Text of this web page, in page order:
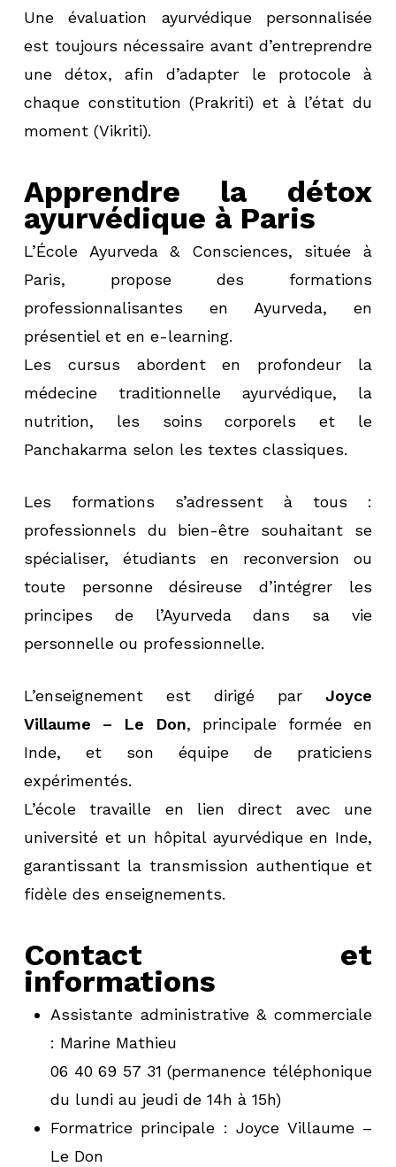
Une évaluation ayurvédique personnalisée
est toujours nécessaire avant d’entreprendre
une détox, afin d’adapter le protocole à
chaque constitution (Prakriti) et à l’état du
moment (Vikriti).
Apprendre la détox
ayurvédique à Paris
L’École Ayurveda & Consciences, située à
Paris, propose des formations
professionnalisantes en Ayurveda, en
présentiel et en e-learning.
Les cursus abordent en profondeur la
médecine traditionnelle ayurvédique, la
nutrition, les soins corporels et le
Panchakarma selon les textes classiques.
Les formations s’adressent à tous :
professionnels du bien-être souhaitant se
spécialiser, étudiants en reconversion ou
toute personne désireuse d’intégrer les
principes de l’Ayurveda dans sa vie
personnelle ou professionnelle.
L’enseignement est dirigé parJoyce
Villaume – Le Don,
principale formée en
Inde, et son équipe de praticiens
expérimentés.
L’école travaille en lien direct avec une
université et un hôpital ayurvédique en Inde,
garantissant la transmission authentique et
fidèle des enseignements.
Contact et
informations
Assistante administrative & commerciale
: Marine Mathieu
06 40 69 57 31 (permanence téléphonique
du lundi au jeudi de 14h à 15h)
Formatrice principale : Joyce Villaume –
Le Don